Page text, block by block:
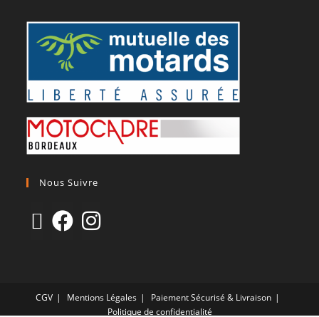
Nous Suivre
CGV Mentions Légales
Paiement Sécurisé & Livraison
Politique de confidentialité